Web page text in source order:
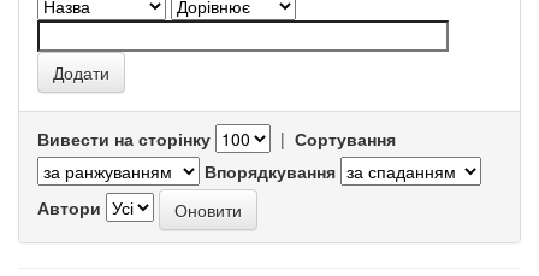
Вивести на сторінку | Сортування
Впорядкування
Автори